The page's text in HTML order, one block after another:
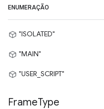
ENUMERAÇÃO
"ISOLATED"
"MAIN"
"USER_SCRIPT"
FrameType